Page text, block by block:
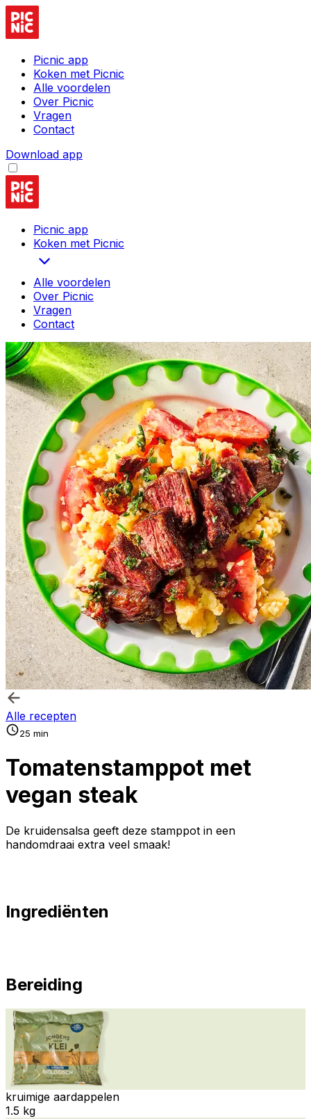
Picnic app
Koken met Picnic
Alle voordelen
Over Picnic
Vragen
Contact
Download app
Picnic app
Koken met Picnic
Alle voordelen
Over Picnic
Vragen
Contact
Alle recepten
25 min
Tomatenstamppot met
vegan steak
De kruidensalsa geeft deze stamppot in een
handomdraai extra veel smaak!
Ingrediënten
Bereiding
kruimige aardappelen
1.5 kg